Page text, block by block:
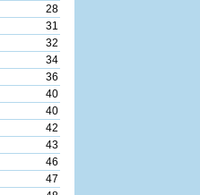
28
31
32
34
36
40
40
42
43
46
47